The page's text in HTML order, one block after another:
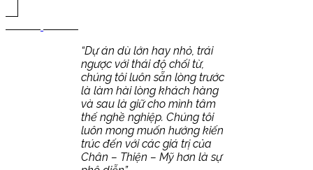
“Dự án dù lớn hay nhỏ, trái
ngược với thái độ chối từ,
chúng tôi luôn sẵn lòng trước
là làm hài lòng khách hàng
và sau là giữ cho mình tâm
thế nghề nghiệp. Chúng tôi
luôn mong muốn hướng kiến
trúc đến với các giá trị của
Chân – Thiện – Mỹ hơn là sự